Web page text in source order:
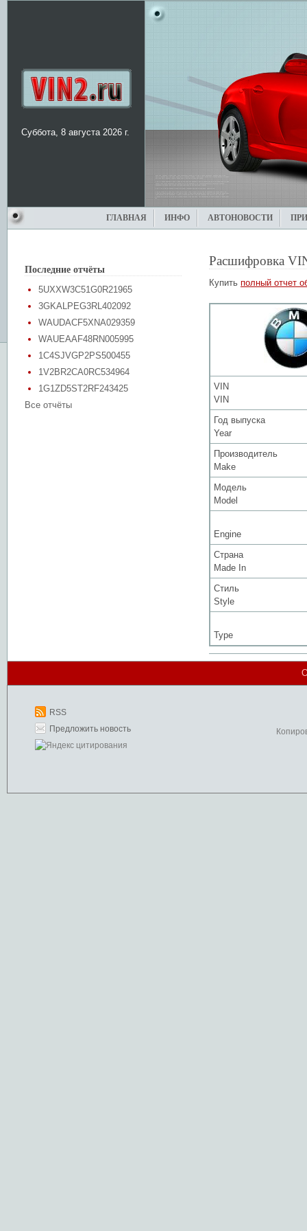
Суббота, 8 августа 2026 г.
ГЛАВНАЯ ИНФО АВТОНОВОСТИ
Последние отчёты
5UXXW3C51G0R21965
3GKALPEG3RL402092
WAUDACF5XNA029359
WAUEAAF48RN005995
1C4SJVGP2PS500455
1V2BR2CA0RC534964
1G1ZD5ST2RF243425
Все отчёты
Расшифровка
Купить полный отчет
VIN
VIN
Год выпуска
Year
Производитель
Make
Модель
Model
Engine
Страна
Made In
Стиль
Style
Type
RSS
Предложить новость